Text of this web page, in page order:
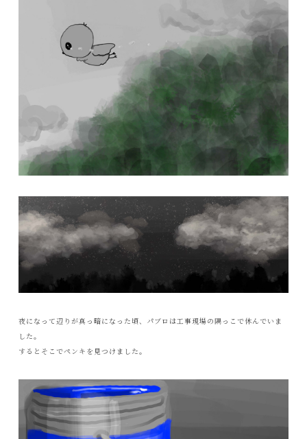
夜になって辺りが真っ暗になった頃、パブロは工事現場の隅っこで休んでいま
した。
するとそこでペンキを見つけました。